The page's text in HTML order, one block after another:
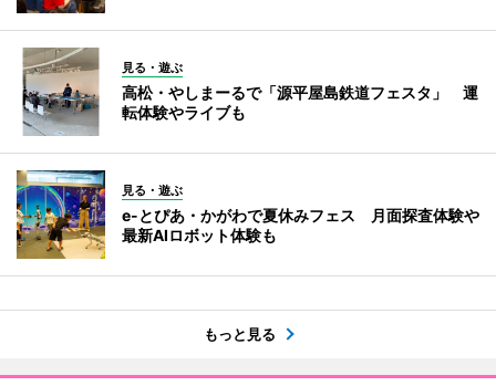
見る・遊ぶ
高松・やしまーるで「源平屋島鉄道フェスタ」 運
転体験やライブも
見る・遊ぶ
e-とぴあ・かがわで夏休みフェス 月面探査体験や
最新AIロボット体験も
もっと見る